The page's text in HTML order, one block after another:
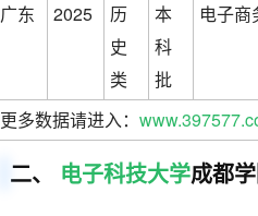
广东 2025
历
史
类
本
科
批
电子商
更多数据请进入：
二、 电子科技大学成都